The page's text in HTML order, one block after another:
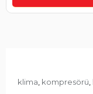
klima kompresörü